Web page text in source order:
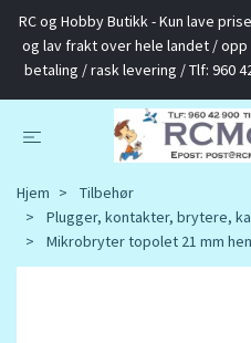
RC og Hobby Butikk - Kun lave
og lav frakt over hele landet /
betaling / rask levering / Tlf: 960
Hjem
Tilbehør
Plugger, kontakter, brytere,
Mikrobryter topolet 21 mm